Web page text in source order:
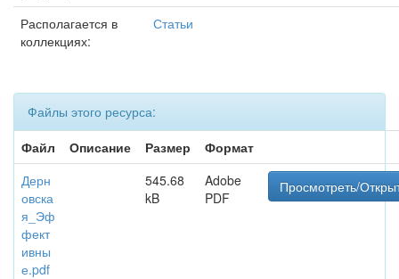
Располагается в
коллекциях:
Статьи
Файлы этого ресурса:
Файл
Описание Размер
Формат
Дерн
овска
я_Эф
фект
ивны
е.pdf
545.68
kB
Adobe
PDF
Просмотреть/